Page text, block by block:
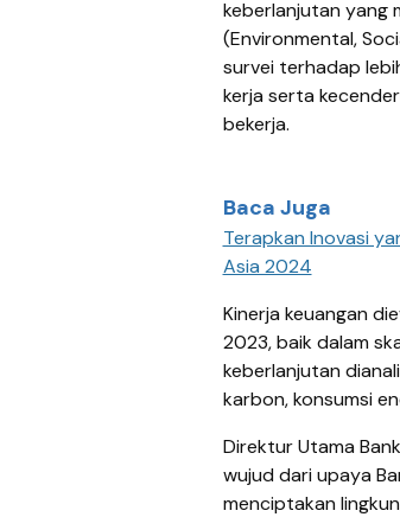
keberlanjutan yang
(Environmental,
survei terhadap
kerja serta
bekerja.
Baca Juga
Terapkan Inovasi
Asia 2024
Kinerja keuangan
2023, baik dalam
keberlanjutan
karbon, konsumsi
Direktur Utama
wujud dari upaya
menciptakan